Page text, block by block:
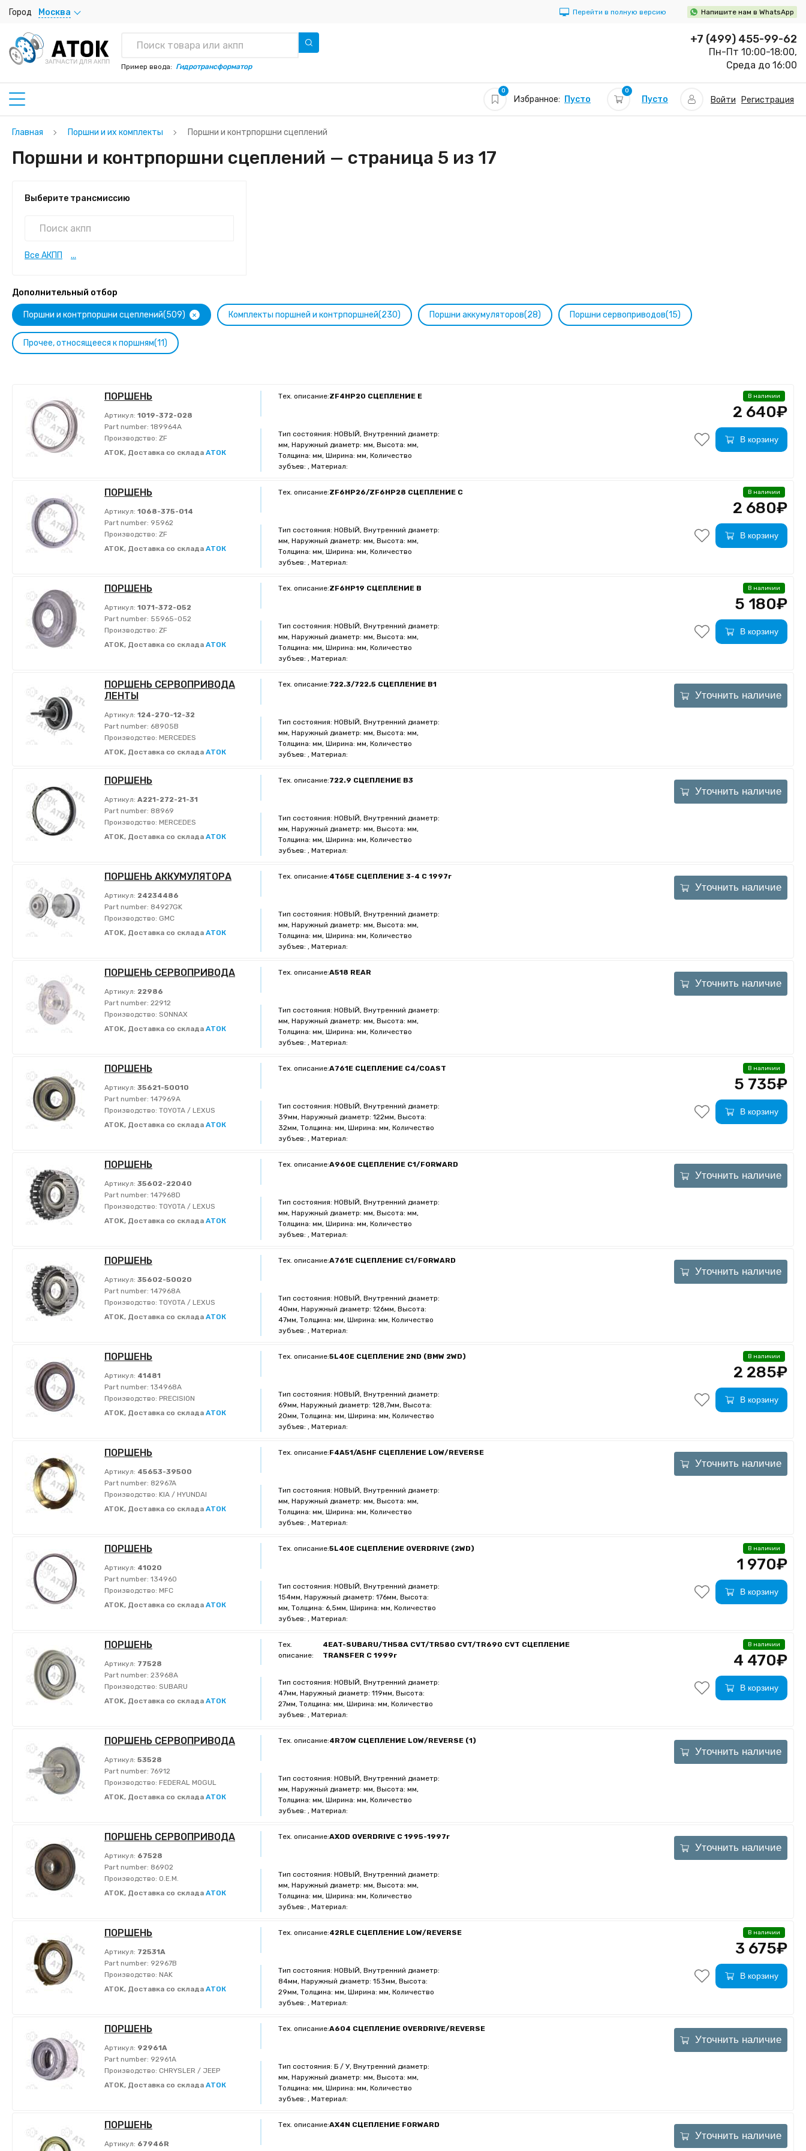
Город Москва Перейти в полную версию Напишите нам в WhatsApp
ЗАПЧАСТИ ДЛЯ АКПП
Пример ввода: Гидротрансформатор
+7 (499) 455-99-62
Пн-Пт 10:00-18:00,
Среда до 16:00
0
Избранное: Пусто
0
Пусто Войти Регистрация
Главная Поршни и их комплекты Поршни и контрпоршни сцеплений
Поршни и контрпоршни сцеплений — страница 5 из 17
Выберите трансмиссию
Все АКПП ...
Дополнительный отбор
Поршни и контрпоршни сцеплений(509) + Комплекты поршней и контрпоршней(230) Поршни аккумуляторов(28) Поршни сервоприводов(15)
Прочее, относящееся к поршням(11)
ПОРШЕНЬ
Артикул: 1019-372-028
Part number: 189964A
Производство: ZF
ATOK, Доставка со склада АТОК
Тех. описание:ZF4HP20 СЦЕПЛЕНИЕ E
Тип состояния: НОВЫЙ, Внутренний диаметр:
мм, Наружный диаметр: мм, Высота: мм,
Толщина: мм, Ширина: мм, Количество
зубъев: , Материал:
В наличии
2 640₽
В корзину
ПОРШЕНЬ
Артикул: 1068-375-014
Part number: 95962
Производство: ZF
ATOK, Доставка со склада АТОК
Тех. описание:ZF6HP26/ZF6HP28 СЦЕПЛЕНИЕ C
Тип состояния: НОВЫЙ, Внутренний диаметр:
мм, Наружный диаметр: мм, Высота: мм,
Толщина: мм, Ширина: мм, Количество
зубъев: , Материал:
В наличии
2 680₽
В корзину
ПОРШЕНЬ
Артикул: 1071-372-052
Part number: 55965-052
Производство: ZF
ATOK, Доставка со склада АТОК
Тех. описание:ZF6HP19 СЦЕПЛЕНИЕ B
Тип состояния: НОВЫЙ, Внутренний диаметр:
мм, Наружный диаметр: мм, Высота: мм,
Толщина: мм, Ширина: мм, Количество
зубъев: , Материал:
В наличии
5 180₽
В корзину
ПОРШЕНЬ СЕРВОПРИВОДА
ЛЕНТЫ
Артикул: 124-270-12-32
Part number: 68905B
Производство: MERCEDES
ATOK, Доставка со склада АТОК
Тех. описание:722.3/722.5 СЦЕПЛЕНИЕ B1
Тип состояния: НОВЫЙ, Внутренний диаметр:
мм, Наружный диаметр: мм, Высота: мм,
Толщина: мм, Ширина: мм, Количество
зубъев: , Материал:
Уточнить наличие
ПОРШЕНЬ
Артикул: A221-272-21-31
Part number: 88969
Производство: MERCEDES
ATOK, Доставка со склада АТОК
Тех. описание:722.9 СЦЕПЛЕНИЕ B3
Тип состояния: НОВЫЙ, Внутренний диаметр:
мм, Наружный диаметр: мм, Высота: мм,
Толщина: мм, Ширина: мм, Количество
зубъев: , Материал:
Уточнить наличие
ПОРШЕНЬ АККУМУЛЯТОРА
Артикул: 24234486
Part number: 84927GK
Производство: GMC
ATOK, Доставка со склада АТОК
Тех. описание:4T65E СЦЕПЛЕНИЕ 3-4 С 1997г
Тип состояния: НОВЫЙ, Внутренний диаметр:
мм, Наружный диаметр: мм, Высота: мм,
Толщина: мм, Ширина: мм, Количество
зубъев: , Материал:
Уточнить наличие
ПОРШЕНЬ СЕРВОПРИВОДА
Артикул: 22986
Part number: 22912
Производство: SONNAX
ATOK, Доставка со склада АТОК
Тех. описание:A518 REAR
Тип состояния: НОВЫЙ, Внутренний диаметр:
мм, Наружный диаметр: мм, Высота: мм,
Толщина: мм, Ширина: мм, Количество
зубъев: , Материал:
Уточнить наличие
ПОРШЕНЬ
Артикул: 35621-50010
Part number: 147969A
Производство: TOYOTA / LEXUS
ATOK, Доставка со склада АТОК
Тех. описание:A761E СЦЕПЛЕНИЕ C4/COAST
Тип состояния: НОВЫЙ, Внутренний диаметр:
39мм, Наружный диаметр: 122мм, Высота:
32мм, Толщина: мм, Ширина: мм, Количество
зубъев: , Материал:
В наличии
5 735₽
В корзину
ПОРШЕНЬ
Артикул: 35602-22040
Part number: 147968D
Производство: TOYOTA / LEXUS
ATOK, Доставка со склада АТОК
Тех. описание:A960E СЦЕПЛЕНИЕ C1/FORWARD
Тип состояния: НОВЫЙ, Внутренний диаметр:
мм, Наружный диаметр: мм, Высота: мм,
Толщина: мм, Ширина: мм, Количество
зубъев: , Материал:
Уточнить наличие
ПОРШЕНЬ
Артикул: 35602-50020
Part number: 147968A
Производство: TOYOTA / LEXUS
ATOK, Доставка со склада АТОК
Тех. описание:A761E СЦЕПЛЕНИЕ C1/FORWARD
Тип состояния: НОВЫЙ, Внутренний диаметр:
40мм, Наружный диаметр: 126мм, Высота:
47мм, Толщина: мм, Ширина: мм, Количество
зубъев: , Материал:
Уточнить наличие
ПОРШЕНЬ
Артикул: 41481
Part number: 134968A
Производство: PRECISION
ATOK, Доставка со склада АТОК
Тех. описание:5L40E СЦЕПЛЕНИЕ 2ND (BMW 2WD)
Тип состояния: НОВЫЙ, Внутренний диаметр:
69мм, Наружный диаметр: 128,7мм, Высота:
20мм, Толщина: мм, Ширина: мм, Количество
зубъев: , Материал:
В наличии
2 285₽
В корзину
ПОРШЕНЬ
Артикул: 45653-39500
Part number: 82967A
Производство: KIA / HYUNDAI
ATOK, Доставка со склада АТОК
Тех. описание:F4A51/A5HF СЦЕПЛЕНИЕ LOW/REVERSE
Тип состояния: НОВЫЙ, Внутренний диаметр:
мм, Наружный диаметр: мм, Высота: мм,
Толщина: мм, Ширина: мм, Количество
зубъев: , Материал:
Уточнить наличие
ПОРШЕНЬ
Артикул: 41020
Part number: 134960
Производство: MFC
ATOK, Доставка со склада АТОК
Тех. описание:5L40E СЦЕПЛЕНИЕ OVERDRIVE (2WD)
Тип состояния: НОВЫЙ, Внутренний диаметр:
154мм, Наружный диаметр: 176мм, Высота:
мм, Толщина: 6,5мм, Ширина: мм, Количество
зубъев: , Материал:
В наличии
1 970₽
В корзину
ПОРШЕНЬ
Артикул: 77528
Part number: 23968A
Производство: SUBARU
ATOK, Доставка со склада АТОК
Тех.
описание:
4EAT-SUBARU/TH58A CVT/TR580 CVT/TR690 CVT СЦЕПЛЕНИЕ
TRANSFER С 1999г
Тип состояния: НОВЫЙ, Внутренний диаметр:
47мм, Наружный диаметр: 119мм, Высота:
27мм, Толщина: мм, Ширина: мм, Количество
зубъев: , Материал:
В наличии
4 470₽
В корзину
ПОРШЕНЬ СЕРВОПРИВОДA
Артикул: 53528
Part number: 76912
Производство: FEDERAL MOGUL
ATOK, Доставка со склада АТОК
Тех. описание:4R70W СЦЕПЛЕНИЕ LOW/REVERSE (1)
Тип состояния: НОВЫЙ, Внутренний диаметр:
мм, Наружный диаметр: мм, Высота: мм,
Толщина: мм, Ширина: мм, Количество
зубъев: , Материал:
Уточнить наличие
ПОРШЕНЬ СЕРВОПРИВОДА
Артикул: 67528
Part number: 86902
Производство: O.E.M.
ATOK, Доставка со склада АТОК
Тех. описание:AXOD OVERDRIVE С 1995-1997г
Тип состояния: НОВЫЙ, Внутренний диаметр:
мм, Наружный диаметр: мм, Высота: мм,
Толщина: мм, Ширина: мм, Количество
зубъев: , Материал:
Уточнить наличие
ПОРШЕНЬ
Артикул: 72531A
Part number: 92967B
Производство: NAK
ATOK, Доставка со склада АТОК
Тех. описание:42RLE СЦЕПЛЕНИЕ LOW/REVERSE
Тип состояния: НОВЫЙ, Внутренний диаметр:
84мм, Наружный диаметр: 153мм, Высота:
29мм, Толщина: мм, Ширина: мм, Количество
зубъев: , Материал:
В наличии
3 675₽
В корзину
ПОРШЕНЬ
Артикул: 92961A
Part number: 92961A
Производство: CHRYSLER / JEEP
ATOK, Доставка со склада АТОК
Тех. описание:A604 СЦЕПЛЕНИЕ OVERDRIVE/REVERSE
Тип состояния: Б / У, Внутренний диаметр:
мм, Наружный диаметр: мм, Высота: мм,
Толщина: мм, Ширина: мм, Количество
зубъев: , Материал:
Уточнить наличие
ПОРШЕНЬ
Артикул: 67946R
Тех. описание:AX4N СЦЕПЛЕНИЕ FORWARD
Уточнить наличие